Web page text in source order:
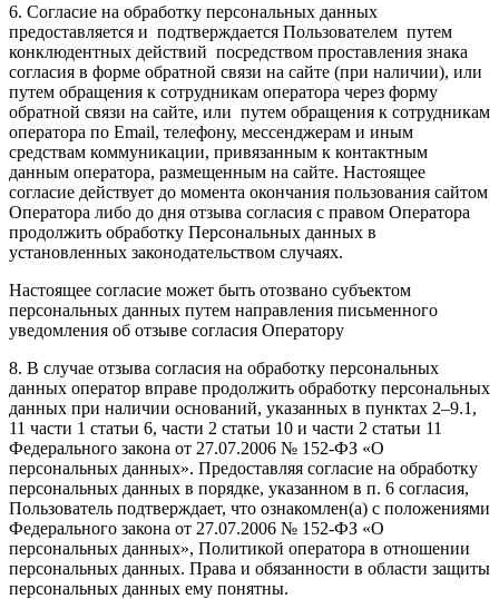
6. Согласие на обработку персональных данных
предоставляется и подтверждается Пользователем путем
конклюдентных действий посредством проставления знака
согласия в форме обратной связи на сайте (при наличии), или
путем обращения к сотрудникам оператора через форму
обратной связи на сайте, или путем обращения к сотрудникам
оператора по Email, телефону, мессенджерам и иным
средствам коммуникации, привязанным к контактным
данным оператора, размещенным на сайте. Настоящее
согласие действует до момента окончания пользования сайтом
Оператора либо до дня отзыва согласия с правом Оператора
продолжить обработку Персональных данных в
установленных законодательством случаях.
Настоящее согласие может быть отозвано субъектом
персональных данных путем направления письменного
уведомления об отзыве согласия Оператору
8. В случае отзыва согласия на обработку персональных
данных оператор вправе продолжить обработку персональных
данных при наличии оснований, указанных в пунктах 2–9.1,
11 части 1 статьи 6, части 2 статьи 10 и части 2 статьи 11
Федерального закона от 27.07.2006 № 152-ФЗ «О
персональных данных». Предоставляя согласие на обработку
персональных данных в порядке, указанном в п. 6 согласия,
Пользователь подтверждает, что ознакомлен(а) с положениями
Федерального закона от 27.07.2006 № 152-ФЗ «О
персональных данных», Политикой оператора в отношении
персональных данных. Права и обязанности в области защиты
персональных данных ему понятны.